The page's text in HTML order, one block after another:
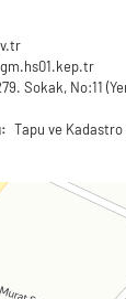
Sokak, No:11
Tapu ve